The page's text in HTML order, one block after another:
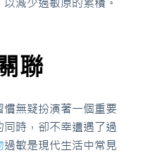
聯
無疑扮演著一個重要
時，卻不幸遭遇了過
過敏是現代生活中常見